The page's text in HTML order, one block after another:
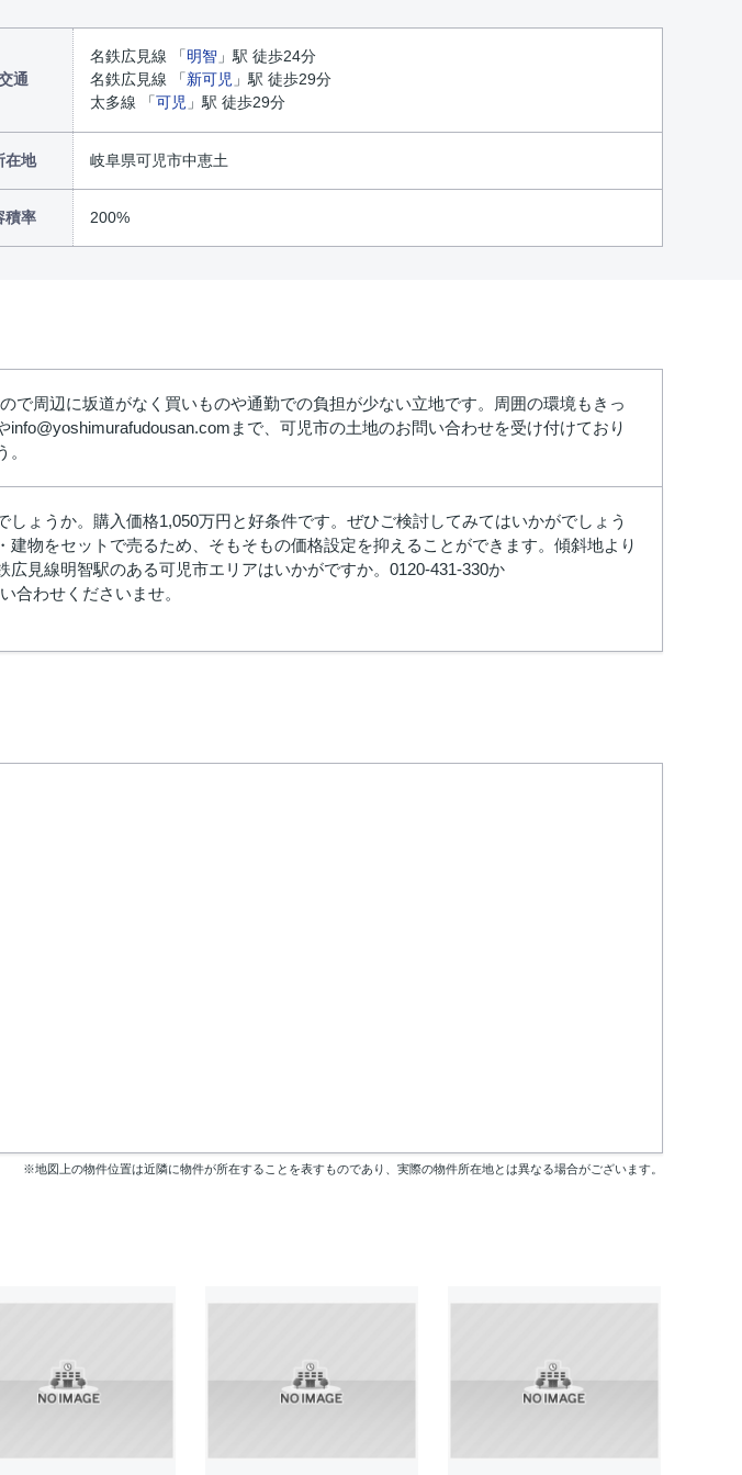
通
名鉄広見線 「明智 」駅 徒歩24分
名鉄広見線 「新可児 」駅 徒歩29分
太多線 「可児 」駅 徒歩29分
在地 岐阜県可児市中恵土
積率 200%
周辺に坂道がなく買いものや通勤での負担が少ない立地です。周囲の環境もきっ
まで、可児市の土地のお問い合わせを受け付けており
ょうか。購入価格1,050万円と好条件です。ぜひご検討してみてはいかがでしょう
物をセットで売るため、そもそもの価格設定を抑えることができます。傾斜地より
見線明智駅のある可児市エリアはいかがですか。0120-431-330か
合わせくださいませ。
※地図上の物件位置は近隣に物件が所在することを表すものであり、実際の物件所在地とは異なる場合がございます。